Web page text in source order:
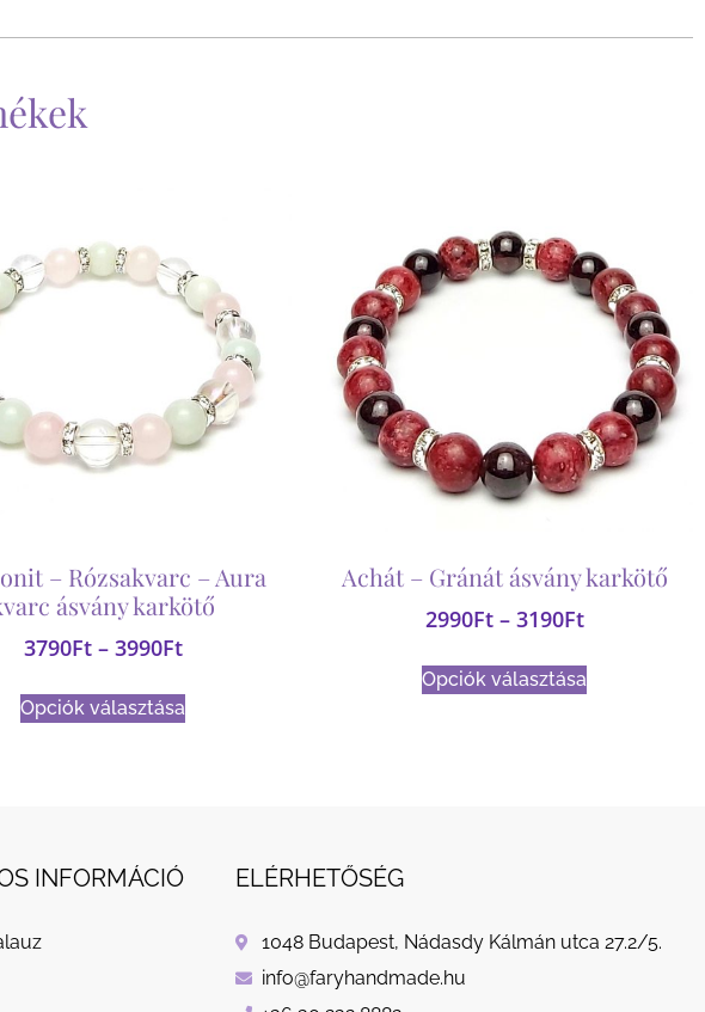
– Rózsakvarc – Aura
ásvány karkötő
3790Ft – 3990Ft
Opciók választása
Achát – Gránát ásvány karkötő
2990Ft – 3190Ft
Opciók választása
INFORMÁCIÓ ELÉRHETŐSÉG
1048 Budapest, Nádasdy Kálmán utca 27.2/5.
info@faryhandmade.hu